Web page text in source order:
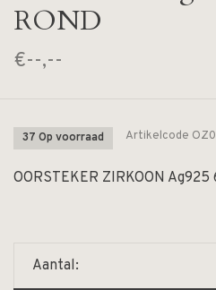
ROND
€--,--
37 Op voorraad Artikelcode
OORSTEKER ZIRKOON Ag925
Aantal: